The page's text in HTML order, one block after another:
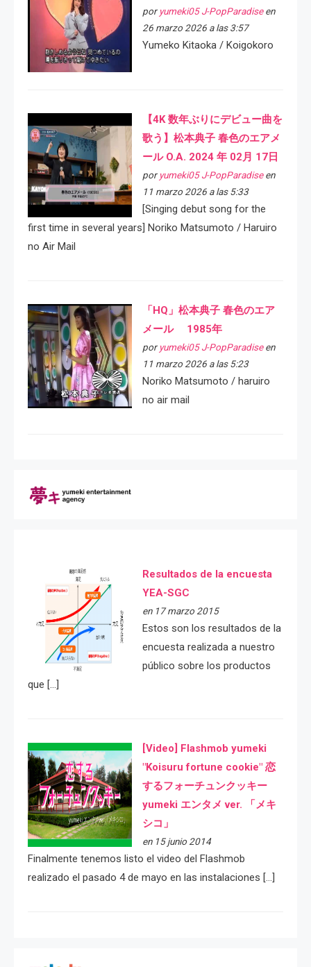
por yumeki05 J-PopParadiseen
26 marzo 2026 a las 3:57
Yumeko Kitaoka / Koigokoro
【4K 数年ぶりにデビュー曲を
歌う】松本典子 春色のエアメ
ール O.A. 2024 年 02月 17日
por yumeki05 J-PopParadiseen
11 marzo 2026 a las 5:33
[Singing debut song for the
first time in several years] Noriko Matsumoto / Haruiro
no Air Mail
「HQ」松本典子 春色のエア
メール 1985年
por yumeki05 J-PopParadiseen
11 marzo 2026 a las 5:23
Noriko Matsumoto / haruiro
no air mail
Resultados de la encuesta
YEA-SGC
en 17 marzo 2015
Estos son los resultados de la
encuesta realizada a nuestro
público sobre los productos
que […]
[Video] Flashmob yumeki
"Koisuru fortune cookie" 恋
するフォーチュンクッキー
yumeki エンタメ ver. 「メキ
シコ」
en 15 junio 2014
Finalmente tenemos listo el video del Flashmob
realizado el pasado 4 de mayo en las instalaciones […]